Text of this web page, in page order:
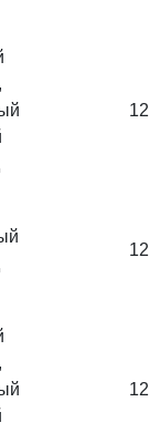
12
12
12